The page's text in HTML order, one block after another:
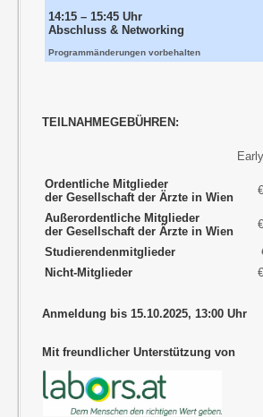
14:15 – 15:45 Uhr
Abschluss & Networking
Programmänderungen vorbehalten
TEILNAHMEGEBÜHREN:
Ordentliche Mitglieder
der Gesellschaft der Ärzte in Wien
Außerordentliche Mitglieder
der Gesellschaft der Ärzte in Wien
Studierendenmitglieder
Nicht-Mitglieder
Anmeldung bis 15.10.2025, 13:00 Uhr
Mit freundlicher Unterstützung von